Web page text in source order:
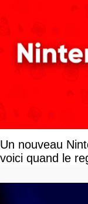
Un nouveau
voici quand le